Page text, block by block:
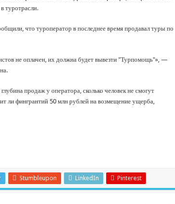
туротрасли.
что туроператор в последнее время продавал туры по
не оплачен, их должна будет вывезти "Турпомощь"», —
продаж у оператора, сколько человек не смогут
ли фингрантий 50 млн рублей на возмещение ущерба,
Stumbleupon LinkedIn Pinterest